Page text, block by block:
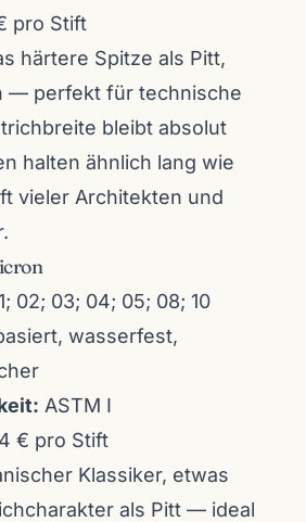
pro Stift
härtere Spitze als Pitt,
— perfekt für technische
bleibt absolut
halten ähnlich lang wie
vieler Architekten und
02; 03; 04; 05; 08; 10
wasserfest,
ASTM I
€ pro Stift
Klassiker, etwas
als Pitt — ideal